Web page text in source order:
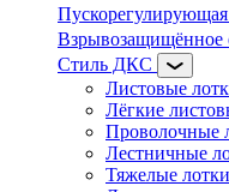
Пускорегулирующая
Взрывозащищённое
Стиль ДКС
Листовые
Лёгкие
Проволочные
Лестничные
Тяжелые